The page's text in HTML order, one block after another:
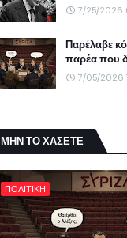
7/25/2026
Παρέλαβε
παρέα που
7/05/2026
ΜΗΝ ΤΟ ΧΑΣΕΤΕ
ΠΟΛΙΤΙΚΗ